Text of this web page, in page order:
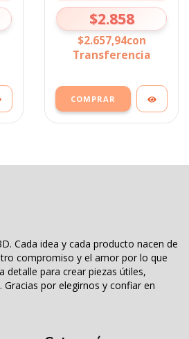
$2.858
$2.657,94con
Transferencia
COMPRAR
Cada idea y cada producto nacen de
compromiso y el amor por lo que
detalle para crear piezas útiles,
Gracias por elegirnos y confiar en